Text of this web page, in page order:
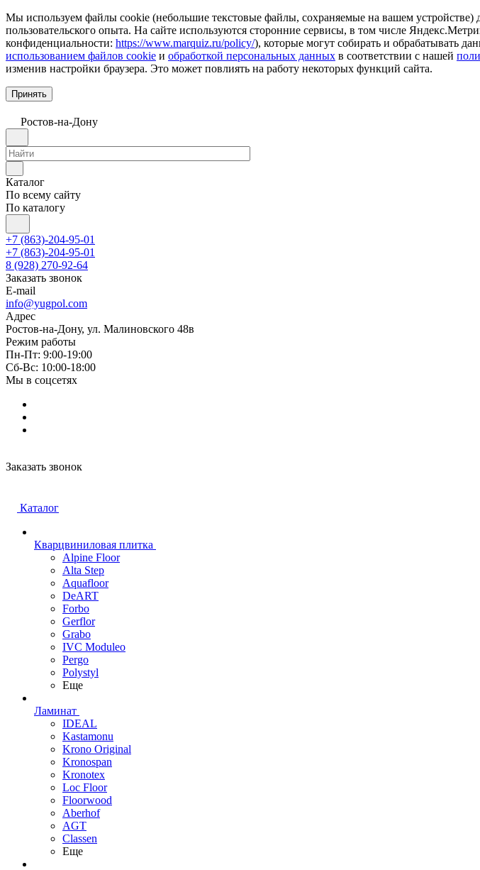
Мы используем файлы cookie (небольшие текстовые файлы, сохраняемые на вашем устройстве)
пользовательского опыта. На сайте используются сторонние сервисы, в том числе
конфиденциальности: https://www.marquiz.ru/policy/), которые могут собирать и обрабатывать
использованием файлов cookie и обработкой персональных данных в соответствии с нашей
изменив настройки браузера. Это может повлиять на работу некоторых функций сайта.
Принять
Ростов-на-Дону
Каталог
По всему сайту
По каталогу
+7 (863)-204-95-01
+7 (863)-204-95-01
8 (928) 270-92-64
Заказать звонок
E-mail
info@yugpol.com
Адрес
Ростов-на-Дону, ул. Малиновского 48в
Режим работы
Пн-Пт: 9:00-19:00
Cб-Вс: 10:00-18:00
Мы в соцсетях
Заказать звонок
Каталог
Кварцвиниловая плитка
Alpine Floor
Alta Step
Aquafloor
DeART
Forbo
Gerflor
Grabo
IVC Moduleo
Pergo
Polystyl
Еще
Ламинат
IDEAL
Kastamonu
Krono Original
Kronospan
Kronotex
Loc Floor
Floorwood
Aberhof
AGT
Classen
Еще